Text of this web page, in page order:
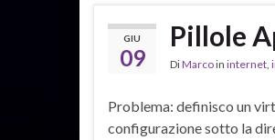
GIU
09
Pillole
DiMarcoin internet,
Problema: definisco un
configurazione sotto la